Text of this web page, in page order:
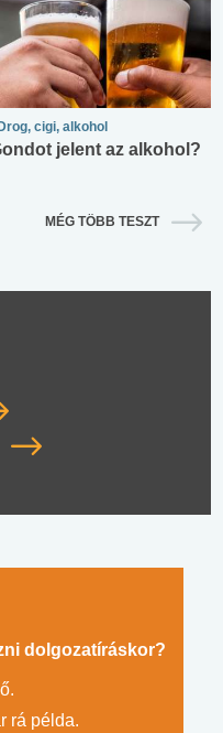
cigi, alkohol
jelent az alkohol?
MÉG TÖBB TESZT
dolgozatíráskor?
rá példa.